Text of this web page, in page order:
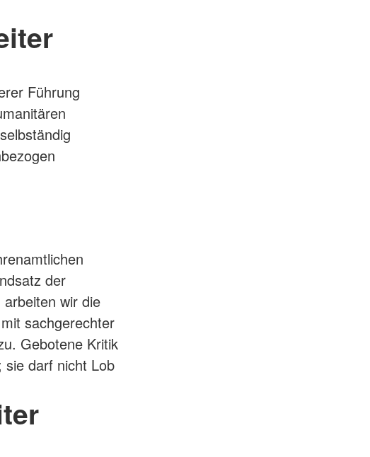
Führung
der
wir die
sachgerechter
Gebotene Kritik
sie darf nicht Lob